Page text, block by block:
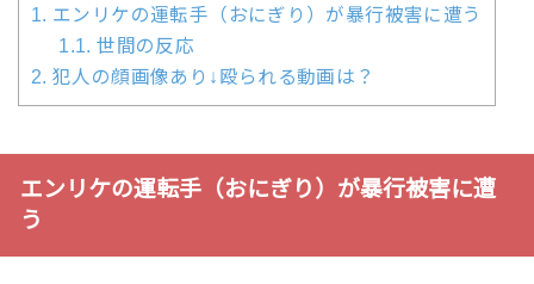
1. エンリケの運転手（おにぎり）が暴行被害に遭う
1.1. 世間の反応
2. 犯人の顔画像あり↓殴られる動画は？
エンリケの運転手（おにぎり）が暴行被害に遭
う